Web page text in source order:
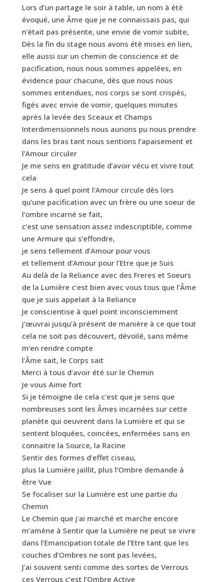
Lors d’un partage le soir à table, un nom à été
évoqué, une Âme que je ne connaissais pas, qui
n’était pas présente, une envie de vomir subite,
Dès la fin du stage nous avons été mises en lien,
elle aussi sur un chemin de conscience et de
pacification, nous nous sommes appelées, en
évidence pour chacune, dès que nous nous
sommes entendues, nos corps se sont crispés,
figés avec envie de vomir, quelques minutes
après la levée des Sceaux et Champs
Interdimensionnels nous aurions pu nous prendre
dans les bras tant nous sentions l’apaisement et
l’Amour circuler
Je me sens en gratitude d’avoir vécu et vivre tout
cela
Je sens à quel point l’Amour circule dès lors
qu’une pacification avec un frère ou une soeur de
l’ombre incarné se fait,
c’est une sensation assez indescriptible, comme
une Armure qui s’effondre,
je sens tellement d’Amour pour vous
et tellement d’Amour pour l’Etre que je Suis
Au delà de la Reliance avec des Freres et Soeurs
de la Lumière c’est bien avec vous tous que l’Âme
que je suis appelait à la Reliance
Je conscientise à quel point inconsciemment
j’œuvrai jusqu’à présent de manière à ce que tout
cela ne soit pas découvert, dévoilé, sans même
m’en rendre compte
l’Âme sait, le Corps sait
Merci à tous d’avoir été sur le Chemin
Je vous Aime fort
Si je témoigne de cela c’est que je sens que
nombreuses sont les Âmes incarnées sur cette
planète qui oeuvrent dans la Lumière et qui se
sentent bloquées, coincées, enfermées sans en
connaitre la Source, la Racine
Sentir des formes d’effet ciseau,
plus la Lumière jaillit, plus l’Ombre demande à
être Vue
Se focaliser sur la Lumière est une partie du
Chemin
Le Chemin que j’ai marché et marche encore
m’amène à Sentir que la Lumière ne peut se vivre
dans l’Emancipation totale de l’Etre tant que les
couches d’Ombres ne sont pas levées,
J’ai souvent senti comme des sortes de Verrous
ces Verrous c’est l’Ombre Active